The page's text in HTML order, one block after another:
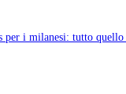
per i milanesi: tutto quello